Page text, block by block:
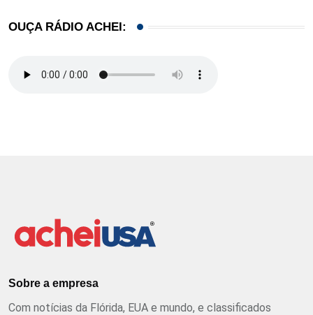
OUÇA RÁDIO ACHEI:
Sobre a empresa
Com notícias da Flórida, EUA e mundo, e classificados